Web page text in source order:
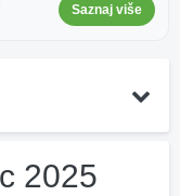
Saznaj više
2025